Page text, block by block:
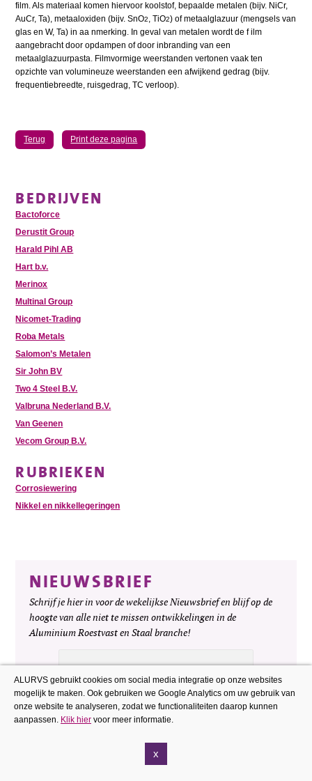
film. Als materiaal komen hiervoor koolstof, bepaalde metalen (bijv. NiCr,
AuCr, Ta), metaaloxiden (bijv. SnO2, TiO2) of metaalglazuur (mengsels van
glas en W, Ta) in aa nmerking. In geval van metalen wordt de f ilm
aangebracht door opdampen of door inbranding van een
metaalglazuurpasta. Filmvormige weerstanden vertonen vaak ten
opzichte van volumineuze weerstanden een afwijkend gedrag (bijv.
frequentiebreedte, ruisgedrag, TC verloop).
Terug Print deze pagina
BEDRIJVEN
Bactoforce
Derustit Group
Harald Pihl AB
Hart b.v.
Merinox
Multinal Group
Nicomet-Trading
Roba Metals
Salomon’s Metalen
Sir John BV
Two 4 Steel B.V.
Valbruna Nederland B.V.
Van Geenen
Vecom Group B.V.
RUBRIEKEN
Corrosiewering
Nikkel en nikkellegeringen
NIEUWSBRIEF
Schrijf je hier in voor de wekelijkse Nieuwsbrief en blijf op de
hoogte van alle niet te missen ontwikkelingen in de
Aluminium Roestvast en Staal branche!
ALURVS gebruikt cookies om social media integratie op onze websites
mogelijk te maken. Ook gebruiken we Google Analytics om uw gebruik van
onze website te analyseren, zodat we functionaliteiten daarop kunnen
aanpassen. Klik hier voor meer informatie.
x